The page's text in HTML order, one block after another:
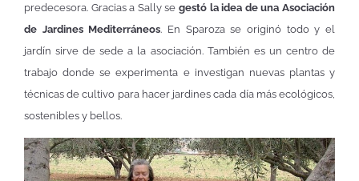
predecesora. Gracias a Sally se gestó la idea de una Asociación
de Jardines Mediterráneos. En Sparoza se originó todo y el
jardín sirve de sede a la asociación. También es un centro de
trabajo donde se experimenta e investigan nuevas plantas y
técnicas de cultivo para hacer jardines cada día más ecológicos,
sostenibles y bellos.